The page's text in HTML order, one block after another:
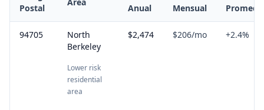
Postal
Anual
Mensual
94705
North
Berkeley
Lower risk
residential
area
$2,474 $206/mo +2.4%